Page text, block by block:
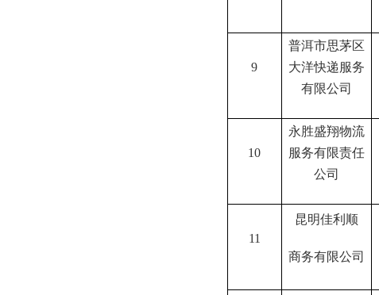
9
普洱市思茅区
大洋快递服务
有限公司
10
永胜盛翔物流
服务有限责任
公司
11
昆明佳利顺
商务有限公司